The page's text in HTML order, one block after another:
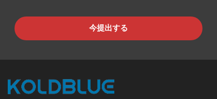
今提出する